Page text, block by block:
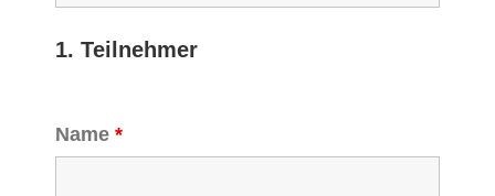
1. Teilnehmer
Name *